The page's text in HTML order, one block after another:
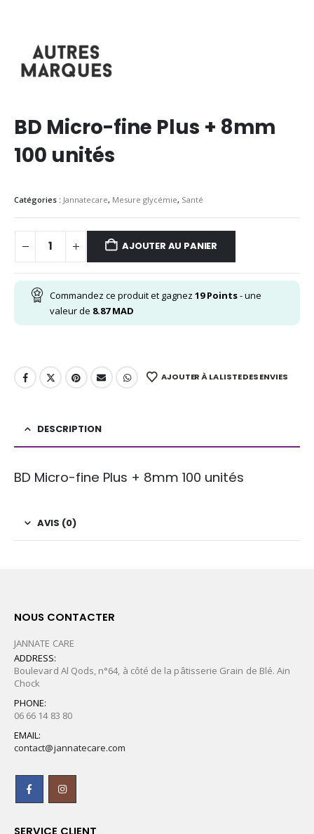
285.00
MAD.
BD Micro-fine Plus + 8mm
100 unités
Catégories : Jannatecare, Mesure glycémie, Santé
AJOUTER AU PANIER
Commandez ce produit et gagnez 19Points- une
valeur de 8.87MAD
AJOUTER À LA LISTE DES ENVIES
DESCRIPTION
BD Micro-fine Plus + 8mm 100 unités
AVIS (0)
NOUS CONTACTER
JANNATE CARE
ADDRESS:
Boulevard Al Qods, n°64, à côté de la pâtisserie Grain de Blé. Ain
Chock
PHONE:
06 66 14 83 80
EMAIL:
contact@jannatecare.com
SERVICE CLIENT